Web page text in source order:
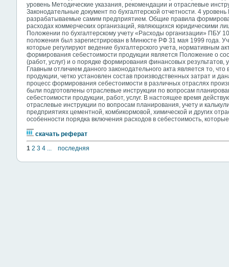
уровень Методические указания, рекомендации и отраслевые
Законодательные документ по бухгалтерской отчетности. 4
разрабатываемые самим предприятием. Общие правила
расходах коммерческих организаций, являющихся юридическими
Положении по бухгалтерскому учету «Расходы организации» ПБУ
положения был зарегистрирован в Минюсте РФ 31 мая 1999 года.
которые регулируют ведение бухгалтерского учета, нормативным
формирования себестоимости продукции является Положение о
(работ, услуг) и о порядке формирования финансовых
Главным отличием данного законодательного акта является то,
продукции, четко установлен состав производственных затрат и
процесс формирования себестоимости в различных отраслях
были подготовлены отраслевые инструкции по вопросам
себестоимости продукции, работ, услуг. В настоящее время
отраслевые инструкции по вопросам планирования, учету и
предприятиях цементной, комбикормовой, химической и других
особенности порядка включения расходов в себестоимость,
скачать реферат
1 2 3 4 ... последняя